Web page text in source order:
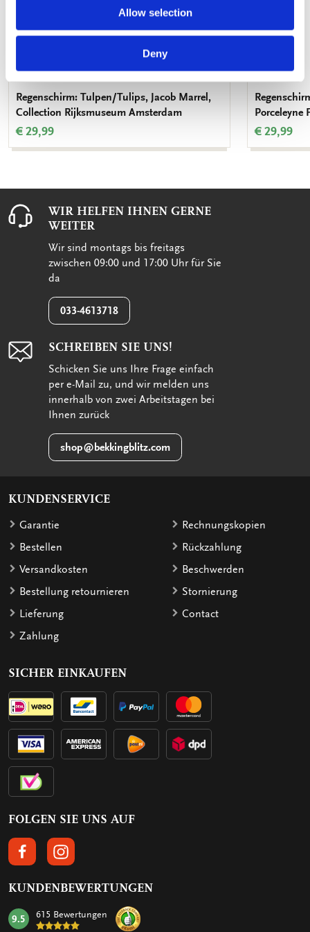
Allow selection
Deny
Regenschirm: Tulpen/Tulips, Jacob Marrel,
Collection Rijksmuseum Amsterdam
€ 29,99
Porceleyne
€ 29,99
WIR HELFEN IHNEN GERNE
WEITER
Wir sind montags bis freitags
zwischen 09:00 und 17:00 Uhr für Sie
da
033-4613718
SCHREIBEN SIE UNS!
Schicken Sie uns Ihre Frage einfach
per e-Mail zu, und wir melden uns
innerhalb von zwei Arbeitstagen bei
Ihnen zurück
shop@bekkingblitz.com
KUNDENSERVICE
Garantie
Bestellen
Versandkosten
Bestellung retournieren
Lieferung
Zahlung
Rechnungskopien
Rückzahlung
Beschwerden
Stornierung
Contact
SICHER EINKAUFEN
FOLGEN SIE UNS AUF
FOLGEN SIE UNS AUF FACEBOOK
FOLGEN SIE UNS AUF INSTAGRAM
KUNDENBEWERTUNGEN
mark:
9.5 615 Bewertungen